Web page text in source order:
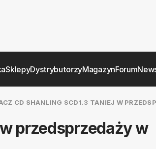
SklepyDystrybutorzyMagazynForum
CD SHANLING SCD1.3 TANIEJ W
przedsprzedaży w